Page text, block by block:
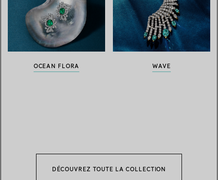
OCEAN FLORA WAVE
DÉCOUVREZ TOUTE LA COLLECTION